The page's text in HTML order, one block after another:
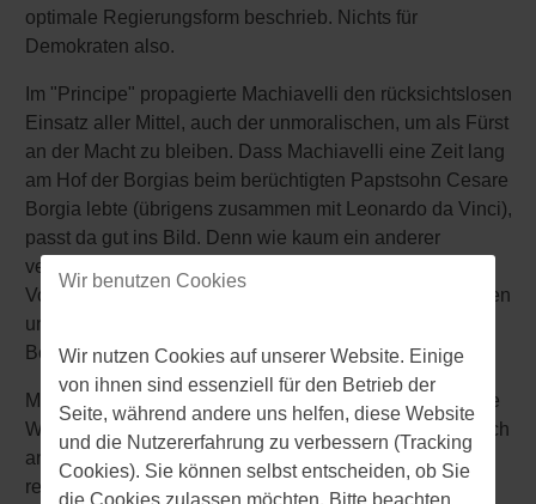
optimale Regierungsform beschrieb. Nichts für
Demokraten also.
Im "Principe" propagierte Machiavelli den rücksichtslosen
Einsatz aller Mittel, auch der unmoralischen, um als Fürst
an der Macht zu bleiben. Dass Machiavelli eine Zeit lang
am Hof der Borgias beim berüchtigten Papstsohn Cesare
Borgia lebte (übrigens zusammen mit Leonardo da Vinci),
passt da gut ins Bild. Denn wie kaum ein anderer
verkörpert die Familie der Borgias das skrupellose
Vorgehen, wenn es darum geht, an die Macht zu kommen
und dort auch zu bleiben (und ganz vorn dabei: Cesare
Borgia).
Machiavelli (1469-1527) schrieb aber noch viele weitere
Werke, darunter auch Sonetten und Komödien. Und auch
andere staatsphilosophische Schriften, die durchaus
republikanische Ansätze hatten. Aber fast jeder kennt
► Gesundheitsthemen
Wir benutzen Cookies
Wir nutzen Cookies auf unserer Website. Einige
von ihnen sind essenziell für den Betrieb der
Seite, während andere uns helfen, diese Website
und die Nutzererfahrung zu verbessern (Tracking
Cookies). Sie können selbst entscheiden, ob Sie
die Cookies zulassen möchten. Bitte beachten